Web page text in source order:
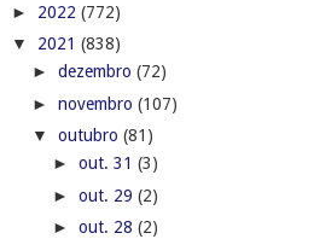
► 2022 (772)
▼ 2021 (838)
► dezembro (72)
► novembro (107)
▼ outubro (81)
► out. 31 (3)
► out. 29 (2)
► out. 28 (2)